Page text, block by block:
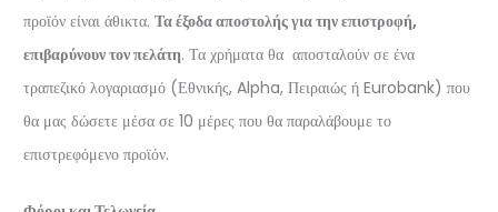
προϊόν είναι άθικτα. Τα έξοδα αποστολής για την επιστροφή,
επιβαρύνουν τον πελάτη. Τα χρήματα θα αποσταλούν σε ένα
τραπεζικό λογαριασμό (Εθνικής, Alpha, Πειραιώς ή Eurobank) που
θα μας δώσετε μέσα σε 10 μέρες που θα παραλάβουμε το
επιστρεφόμενο προϊόν.